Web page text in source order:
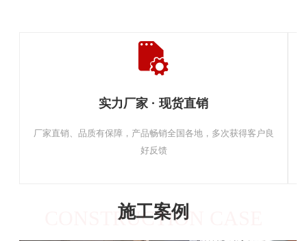
实力厂家 · 现货直销
厂家直销、品质有保障，产品畅销全国各地，多次获得客户良
好反馈
施工案例
CONSTRUCTION CASE